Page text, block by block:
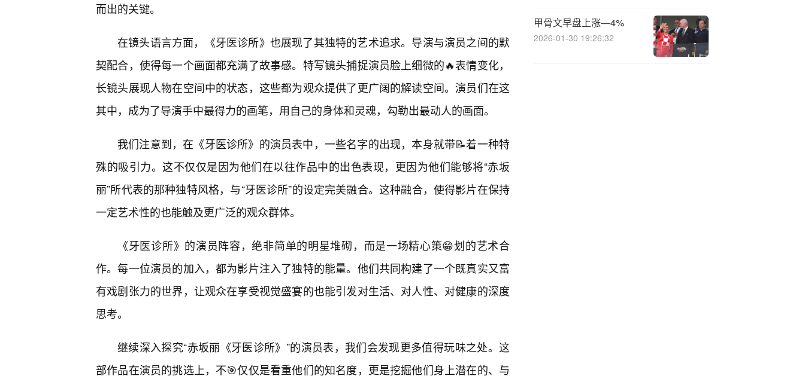
而出的关键。
在镜头语言方面，《牙医诊所》也展现了其独特的艺术追求。导演与演员之间的默
契配合，使得每一个画面都充满了故事感。特写镜头捕捉演员脸上细微的🔥表情变化，
长镜头展现人物在空间中的状态，这些都为观众提供了更广阔的解读空间。演员们在这
其中，成为了导演手中最得力的画笔，用自己的身体和灵魂，勾勒出最动人的画面。
我们注意到，在《牙医诊所》的演员表中，一些名字的出现，本身就带📝着一种特
殊的吸引力。这不仅仅是因为他们在以往作品中的出色表现，更因为他们能够将“赤坂
丽”所代表的那种独特风格，与“牙医诊所”的设定完美融合。这种融合，使得影片在保持
一定艺术性的也能触及更广泛的观众群体。
《牙医诊所》的演员阵容，绝非简单的明星堆砌，而是一场精心策😁划的艺术合
作。每一位演员的加入，都为影片注入了独特的能量。他们共同构建了一个既真实又富
有戏剧张力的世界，让观众在享受视觉盛宴的也能引发对生活、对人性、对健康的深度
思考。
继续深入探究“赤坂丽《牙医诊所》”的演员表，我们会发现更多值得玩味之处。这
部作品在演员的挑选上，不🎯仅仅是看重他们的知名度，更是挖掘他们身上潜在的、与
甲骨文早盘上涨—4%
2026-01-30 19:26:32